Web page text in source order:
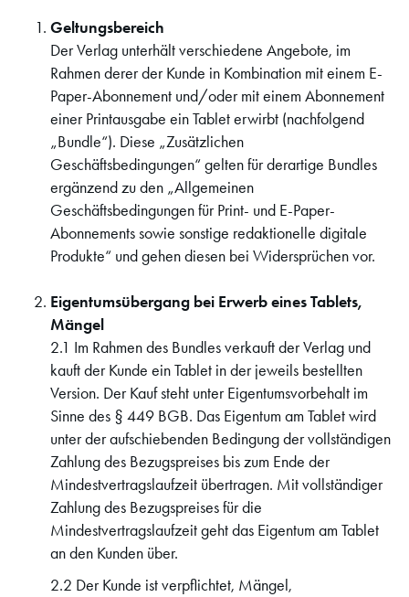
Geltungsbereich
Der Verlag unterhält verschiedene Angebote, im
Rahmen derer der Kunde in Kombination mit einem E-
Paper-Abonnement und/oder mit einem Abonnement
einer Printausgabe ein Tablet erwirbt (nachfolgend
„Bundle“). Diese „Zusätzlichen
Geschäftsbedingungen“ gelten für derartige Bundles
ergänzend zu den „Allgemeinen
Geschäftsbedingungen für Print- und E-Paper-
Abonnements sowie sonstige redaktionelle digitale
Produkte“ und gehen diesen bei Widersprüchen vor.
Eigentumsübergang bei Erwerb eines Tablets,
Mängel
2.1 Im Rahmen des Bundles verkauft der Verlag und
kauft der Kunde ein Tablet in der jeweils bestellten
Version. Der Kauf steht unter Eigentumsvorbehalt im
Sinne des § 449 BGB. Das Eigentum am Tablet wird
unter der aufschiebenden Bedingung der vollständigen
Zahlung des Bezugspreises bis zum Ende der
Mindestvertragslaufzeit übertragen. Mit vollständiger
Zahlung des Bezugspreises für die
Mindestvertragslaufzeit geht das Eigentum am Tablet
an den Kunden über.
2.2 Der Kunde ist verpflichtet, Mängel,